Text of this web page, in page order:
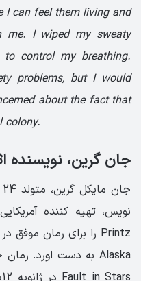
I can feel them living and
me. I wiped my sweaty
control my breathing.
problems, but I would
about the fact that
colony.
جان گرین، نویسنده